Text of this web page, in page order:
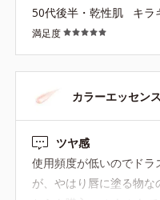
50代後半・乾性肌 キラ
満足度
カラーエッセン
ツヤ感
使用頻度が低いのでド
が、やはり唇に塗る物な